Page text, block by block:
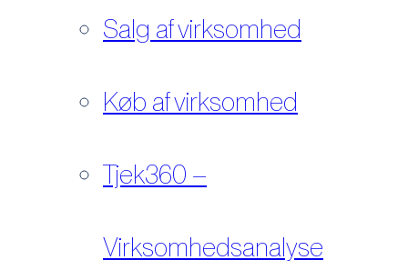
Salg af virksomhed
Køb af virksomhed
Tjek360 –
Virksomhedsanalyse